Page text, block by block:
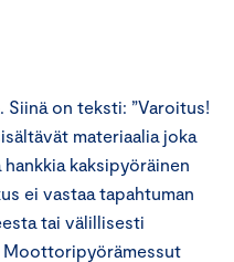
on teksti: ”Varoitus!
materiaalia joka
kaksipyöräinen
ei vastaa tapahtuman
tai välillisesti
Moottoripyörämessut